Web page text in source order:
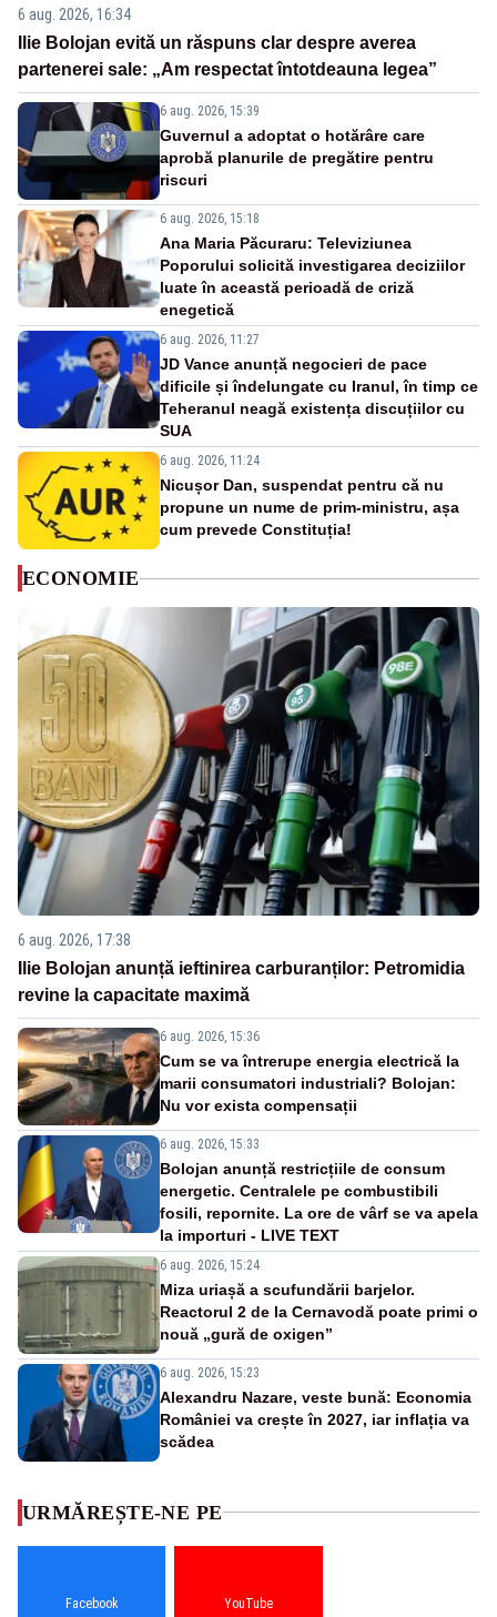
6 aug. 2026, 16:34
Ilie Bolojan evită un răspuns clar despre averea
partenerei sale: „Am respectat întotdeauna legea”
6 aug. 2026, 15:39
Guvernul a adoptat o hotărâre care
aprobă planurile de pregătire pentru
riscuri
6 aug. 2026, 15:18
Ana Maria Păcuraru: Televiziunea
Poporului solicită investigarea deciziilor
luate în această perioadă de criză
enegetică
6 aug. 2026, 11:27
JD Vance anunță negocieri de pace
dificile și îndelungate cu Iranul, în timp ce
Teheranul neagă existența discuțiilor cu
SUA
6 aug. 2026, 11:24
Nicușor Dan, suspendat pentru că nu
propune un nume de prim-ministru, așa
cum prevede Constituția!
ECONOMIE
6 aug. 2026, 17:38
Ilie Bolojan anunță ieftinirea carburanților: Petromidia
revine la capacitate maximă
6 aug. 2026, 15:36
Cum se va întrerupe energia electrică la
marii consumatori industriali? Bolojan:
Nu vor exista compensații
6 aug. 2026, 15:33
Bolojan anunță restricțiile de consum
energetic. Centralele pe combustibili
fosili, repornite. La ore de vârf se va apela
la importuri - LIVE TEXT
6 aug. 2026, 15:24
Miza uriașă a scufundării barjelor.
Reactorul 2 de la Cernavodă poate primi o
nouă „gură de oxigen”
6 aug. 2026, 15:23
Alexandru Nazare, veste bună: Economia
României va crește în 2027, iar inflația va
scădea
URMĂREȘTE-NE PE
Facebook YouTube